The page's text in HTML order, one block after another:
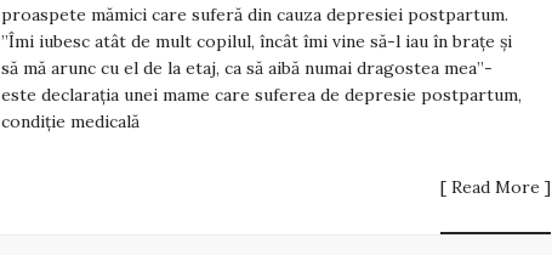
proaspete mămici care suferă din cauza depresiei postpartum.
”Îmi iubesc atât de mult copilul, încât îmi vine să-l iau în brațe și
să mă arunc cu el de la etaj, ca să aibă numai dragostea mea”-
este declarația unei mame care suferea de depresie postpartum,
condiție medicală
[ Read More ]